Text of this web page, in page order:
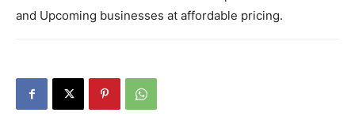
and Upcoming businesses at affordable pricing.